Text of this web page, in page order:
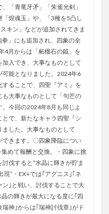
「青竜牙矛」「朱雀光剣」
「煌魂玉」や、「3種を5凸し
キン」などが追加されてきま
」にも追加され、四象の全
4月からは「柘榴石の鉞」を
入でき、大事なものとして
可能となりました。2024年6
ることで、四聖『アミ』を
大事なものとして「句芒の
今回の2024年8月も同じよ
で、新たなキャラ四聖『シ
した。大事なものとして
できます。〇四象降臨につい
めて報酬と交換。・四象に挑
伐すると”水晶に輝きが貯ま
現”・EX+では｢アグニス｣｢ネ
ン｣と戦い、討伐することで大
の輝きが最大になる度に｢四
神｣からは｢瑞神討伐章｣がド